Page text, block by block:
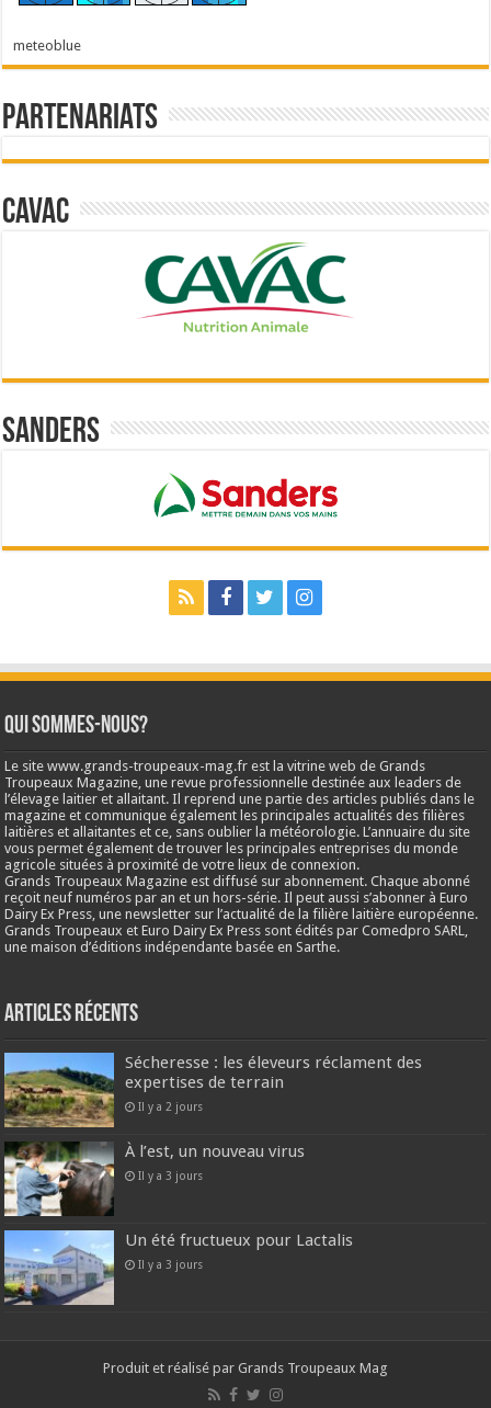
meteoblue
Partenariats
Cavac
Sanders
Qui sommes-nous?
Le site www.grands-troupeaux-mag.fr est la vitrine web de Grands
Troupeaux Magazine, une revue professionnelle destinée aux leaders de
l’élevage laitier et allaitant. Il reprend une partie des articles publiés dans le
magazine et communique également les principales actualités des filières
laitières et allaitantes et ce, sans oublier la météorologie. L’annuaire du site
vous permet également de trouver les principales entreprises du monde
agricole situées à proximité de votre lieux de connexion.
Grands Troupeaux Magazine est diffusé sur abonnement. Chaque abonné
reçoit neuf numéros par an et un hors-série. Il peut aussi s’abonner à Euro
Dairy Ex Press, une newsletter sur l’actualité de la filière laitière européenne.
Grands Troupeaux et Euro Dairy Ex Press sont édités par Comedpro SARL,
une maison d’éditions indépendante basée en Sarthe.
Articles récents
Sécheresse : les éleveurs réclament des
expertises de terrain
Il y a 2 jours
À l’est, un nouveau virus
Il y a 3 jours
Un été fructueux pour Lactalis
Il y a 3 jours
Produit et réalisé par Grands Troupeaux Mag